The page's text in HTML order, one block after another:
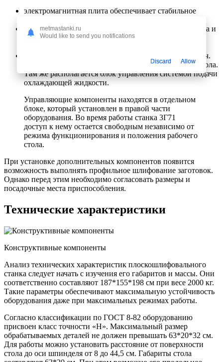
электромагнитная плита обеспечивает стабильное
независимые механизмы перемещения рабочего стола и
шлифовальной головки. В основу кинематической
удобное расположение устройств реагирования подач.
Они находятся в нижней части суппорта рабочего стола.
Там же располагается блок управления системой подачи
охлаждающей жидкости.
Управляющие компоненты находятся в отдельном
блоке, который установлен в правой части
оборудования. Во время работы станка 3Г71
доступ к нему остается свободным независимо от
режима функционирования и положения рабочего
стола.
При установке дополнительных компонентов появится
возможность выполнять профильное шлифование заготовок.
Однако перед этим необходимо согласовать размеры и
посадочные места приспособления.
Технические характеристики
Конструктивные компоненты
Анализ технических характеристик плоскошлифовального
станка следует начать с изучения его габаритов и массы. Они
соответственно составляют 187*155*198 см при весе 2000 кг.
Такие параметры обеспечивают максимальную устойчивость
оборудования даже при максимальных режимах работы.
Согласно классификации по ГОСТ 8-82 оборудованию
присвоен класс точности «Н». Максимальный размер
обрабатываемых деталей не должен превышать 63*20*32 см.
Для работы можно установить расстояние от поверхности
стола до оси шпинделя от 8 до 44,5 см. Габариты стола
metmastanki.ru
Would like to send you notifications
Discard Allow